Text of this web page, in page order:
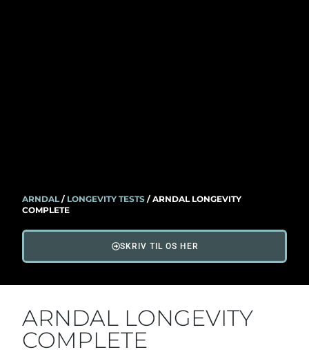
SKRIV TIL OS HER
ARNDAL/ LONGEVITY TESTS / ARNDAL LONGEVITY
COMPLETE
ARNDAL LONGEVITY
COMPLETE